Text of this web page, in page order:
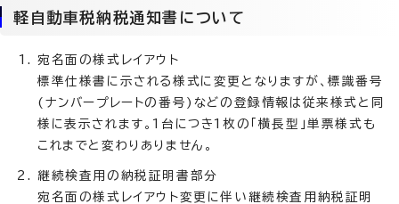
軽自動車税納税通知書について
宛名面の様式レイアウト
標準仕様書に示される様式に変更となりますが、標識番号
(ナンバープレートの番号)などの登録情報は従来様式と同
様に表示されます。1台につき1枚の「横長型」単票様式も
これまでと変わりありません。
継続検査用の納税証明書部分
宛名面の様式レイアウト変更に伴い継続検査用納税証明